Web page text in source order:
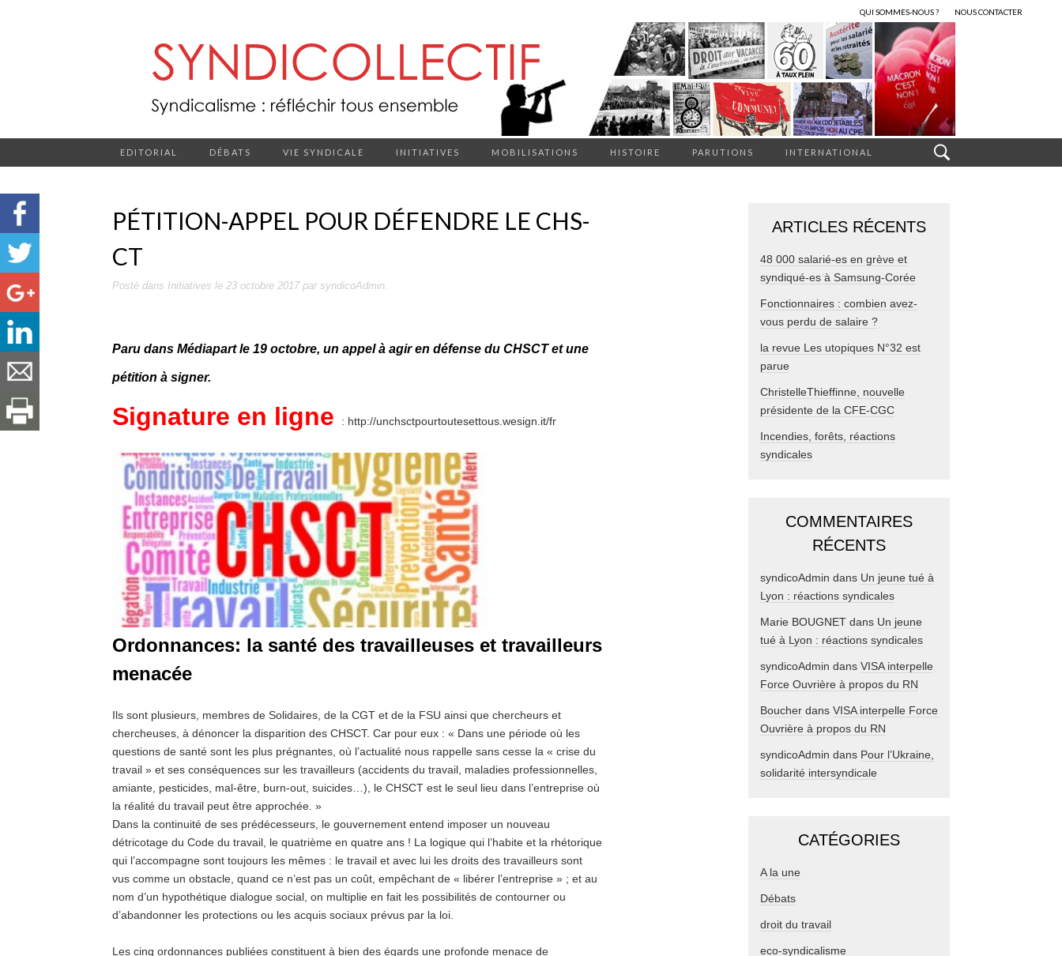
QUI SOMMES-NOUS ? NOUS CONTACTER
EDITORIAL DÉBATS VIE SYNDICALE INITIATIVES MOBILISATIONS HISTOIRE PARUTIONS INTERNATIONAL
PÉTITION-APPEL POUR DÉFENDRE LE CHS-
CT
Posté dans Initiatives le 23 octobre 2017par syndicoAdmin.
Paru dans Médiapart le 19 octobre, un appel à agir en défense du CHSCT et une
pétition à signer.
Signature en ligne : http://unchsctpourtoutesettous.wesign.it/fr
Ordonnances: la santé des travailleuses et travailleurs
menacée
Ils sont plusieurs, membres de Solidaires, de la CGT et de la FSU ainsi que chercheurs et
chercheuses, à dénoncer la disparition des CHSCT. Car pour eux : « Dans une période où les
questions de santé sont les plus prégnantes, où l’actualité nous rappelle sans cesse la « crise du
travail » et ses conséquences sur les travailleurs (accidents du travail, maladies professionnelles,
amiante, pesticides, mal-être, burn-out, suicides…), le CHSCT est le seul lieu dans l’entreprise où
la réalité du travail peut être approchée. »
Dans la continuité de ses prédécesseurs, le gouvernement entend imposer un nouveau
détricotage du Code du travail, le quatrième en quatre ans ! La logique qui l’habite et la rhétorique
qui l’accompagne sont toujours les mêmes : le travail et avec lui les droits des travailleurs sont
vus comme un obstacle, quand ce n’est pas un coût, empêchant de « libérer l’entreprise » ; et au
nom d’un hypothétique dialogue social, on multiplie en fait les possibilités de contourner ou
d’abandonner les protections ou les acquis sociaux prévus par la loi.
Les cinq ordonnances publiées constituent à bien des égards une profonde menace de
ARTICLES RÉCENTS
48 000 salarié-es en grève et
syndiqué-es à Samsung-Corée
Fonctionnaires : combien avez-
vous perdu de salaire ?
la revue Les utopiques N°32 est
parue
ChristelleThieffinne, nouvelle
présidente de la CFE-CGC
Incendies, forêts, réactions
syndicales
COMMENTAIRES
RÉCENTS
syndicoAdmin dans Un jeune tué à
Lyon : réactions syndicales
Marie BOUGNET dans Un jeune
tué à Lyon : réactions syndicales
syndicoAdmin dans VISA interpelle
Force Ouvrière à propos du RN
Boucher dans VISA interpelle Force
Ouvrière à propos du RN
syndicoAdmin dans Pour l’Ukraine,
solidarité intersyndicale
CATÉGORIES
A la une
Débats
droit du travail
eco-syndicalisme